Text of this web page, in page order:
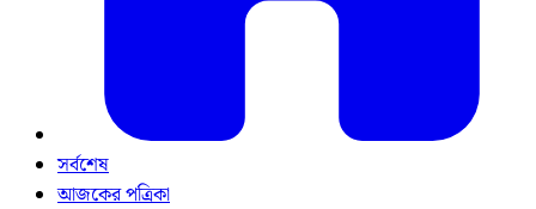
সর্বশেষ
আজকের পত্রিকা